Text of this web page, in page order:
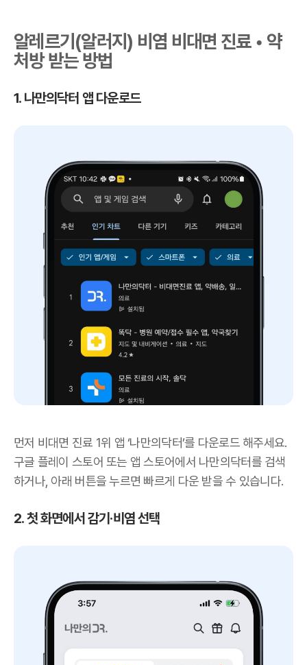
알레르기(알러지) 비염 비대면 진료 • 약
처방 받는 방법
1. 나만의닥터 앱 다운로드
먼저 비대면 진료 1위 앱 ‘나만의닥터’를 다운로드 해주세요.
구글 플레이 스토어 또는 앱 스토어에서 나만의닥터를 검색
하거나, 아래 버튼을 누르면 빠르게 다운 받을 수 있습니다.
2. 첫 화면에서 감기·비염 선택